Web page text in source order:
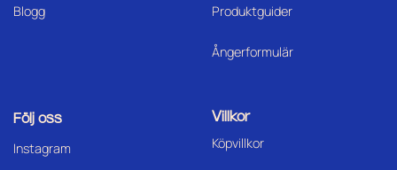
Blogg Produktguider
Ångerformulär
Följ oss
Instagram
Villkor
Köpvillkor